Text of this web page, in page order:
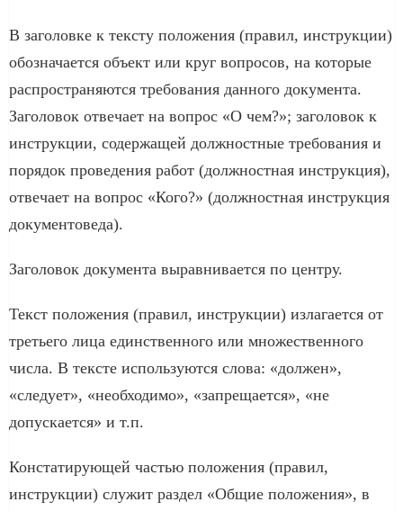
В заголовке к тексту положения (правил, инструкции)
обозначается объект или круг вопросов, на которые
распространяются требования данного документа.
Заголовок отвечает на вопрос «О чем?»; заголовок к
инструкции, содержащей должностные требования и
порядок проведения работ (должностная инструкция),
отвечает на вопрос «Кого?» (должностная инструкция
документоведа).
Заголовок документа выравнивается по центру.
Текст положения (правил, инструкции) излагается от
третьего лица единственного или множественного
числа. В тексте используются слова: «должен»,
«следует», «необходимо», «запрещается», «не
допускается» и т.п.
Констатирующей частью положения (правил,
инструкции) служит раздел «Общие положения», в